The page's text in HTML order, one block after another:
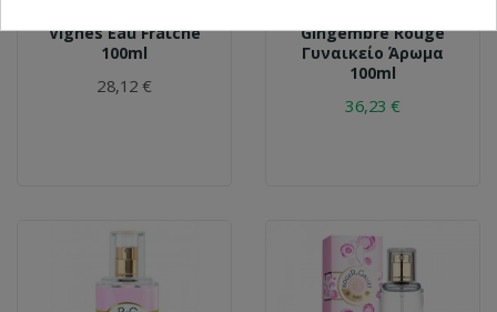
Vignes Eau Fraιche
100ml
28,12 €
Gingembre Rouge
Γυναικείο Άρωμα
100ml
36,23 €